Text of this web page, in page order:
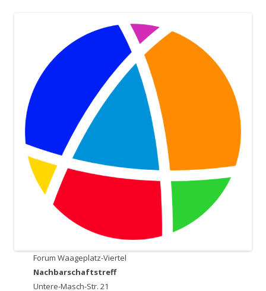
Forum Waageplatz-Viertel
Nachbarschaftstreff
Untere-Masch-Str. 21